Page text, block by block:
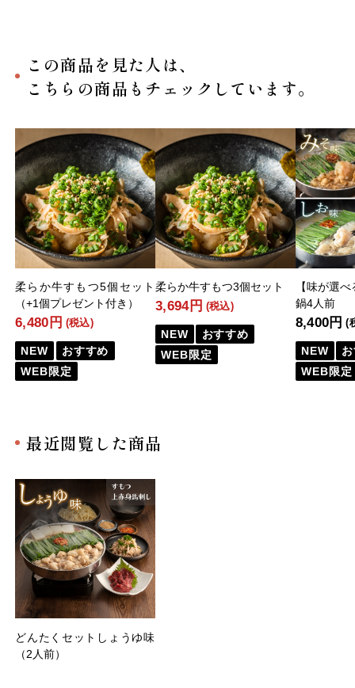
この商品を見た人は、
こちらの商品もチェックしています。
柔らか牛すもつ5個セット
（+1個プレゼント付き）
6,480円 (税込)
NEW
おすすめ
WEB限定
柔らか牛すもつ3個セット
3,694円 (税込)
NEW
おすすめ
WEB限定
【味が選
鍋4人前
8,400円 (
NEW
WEB限定
最近閲覧した商品
どんたくセットしょうゆ味
（2人前）